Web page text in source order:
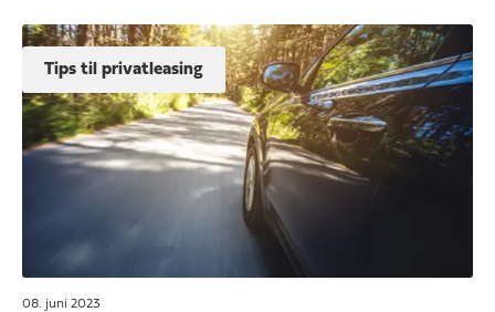
Tips til privatleasing
08. juni 2023